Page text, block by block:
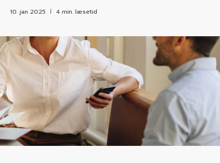
10. jan 2025 4 min. læsetid